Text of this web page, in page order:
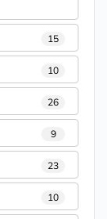
15
10
26
9
23
10